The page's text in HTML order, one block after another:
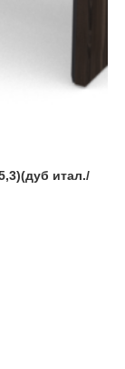
итал./